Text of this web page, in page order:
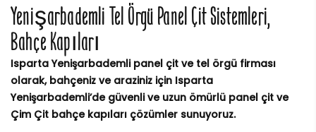
Yenişarbademli Tel Örgü Panel Çit Sistemleri,
Bahçe Kapıları
Isparta Yenişarbademli panel çit ve tel örgü firması
olarak, bahçeniz ve araziniz için Isparta
Yenişarbademli’de güvenli ve uzun ömürlü panel çit ve
Çim Çit bahçe kapıları çözümler sunuyoruz.